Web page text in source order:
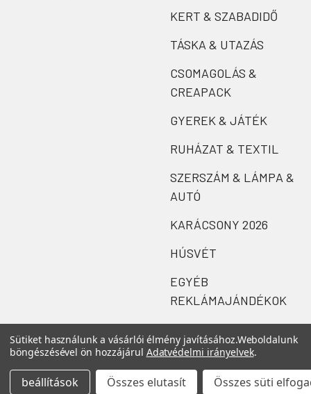
KERT & SZABADIDŐ
TÁSKA & UTAZÁS
CSOMAGOLÁS &
CREAPACK
GYEREK & JÁTÉK
RUHÁZAT & TEXTIL
SZERSZÁM & LÁMPA &
AUTÓ
KARÁCSONY 2026
HÚSVÉT
EGYÉB
REKLÁMAJÁNDÉKOK
©2026Zefi.
Sütiket használunk a vásárlói élmény javításához.Weboldalunk
böngészésével ön hozzájárul Adatvédelmi irányelvek.
beállítások Összes elutasít Összes süti